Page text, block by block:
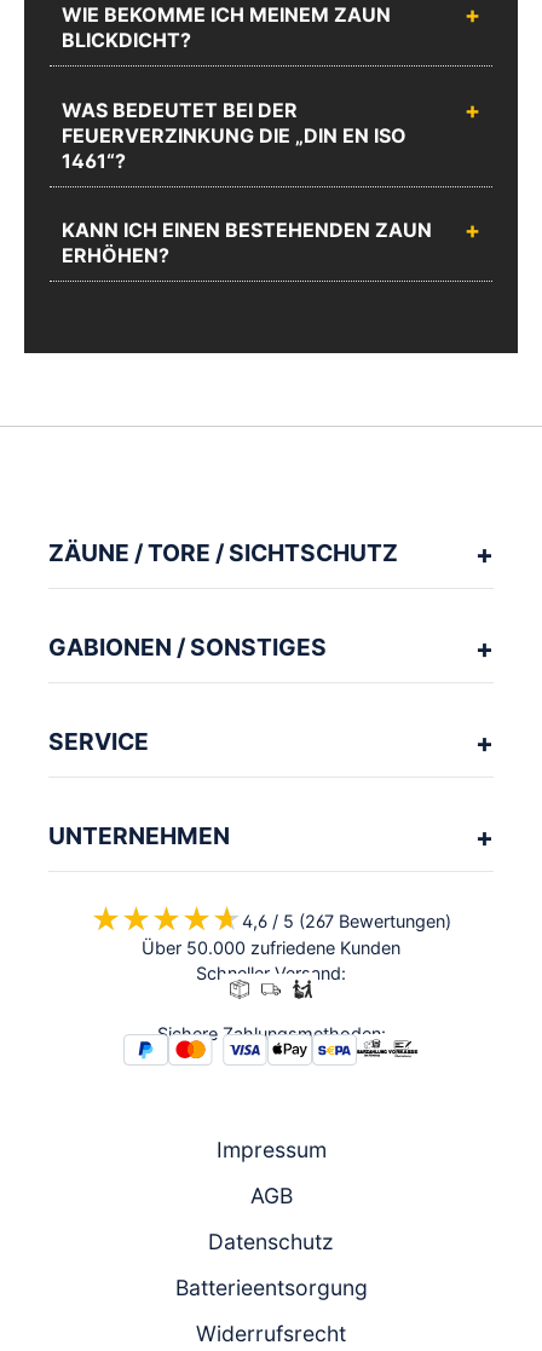
WIE BEKOMME ICH MEINEM ZAUN
BLICKDICHT?
WAS BEDEUTET BEI DER
FEUERVERZINKUNG DIE „DIN EN ISO
1461“?
KANN ICH EINEN BESTEHENDEN ZAUN
ERHÖHEN?
ZÄUNE / TORE / SICHTSCHUTZ
GABIONEN / SONSTIGES
SERVICE
UNTERNEHMEN
★★★★★
★★★★★4,6 / 5 (267 Bewertungen)
Über 50.000 zufriedene Kunden
Schneller Versand:
Sichere Zahlungsmethoden:
Impressum
AGB
Datenschutz
Batterieentsorgung
Widerrufsrecht